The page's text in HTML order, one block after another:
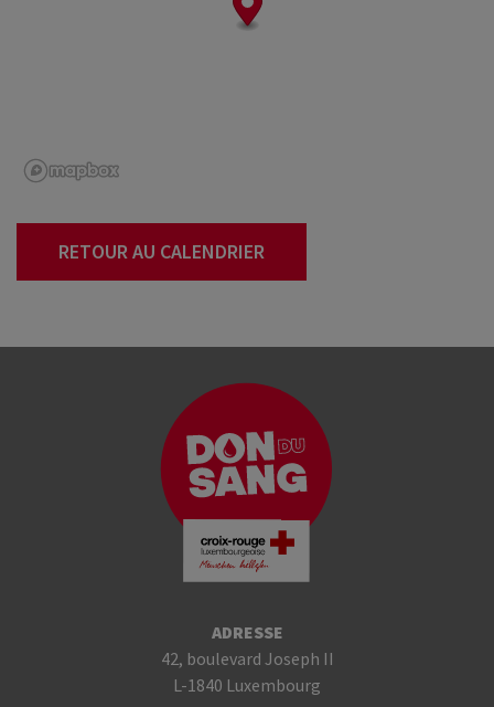
RETOUR AU CALENDRIER
ADRESSE
42, boulevard Joseph II
L-1840 Luxembourg